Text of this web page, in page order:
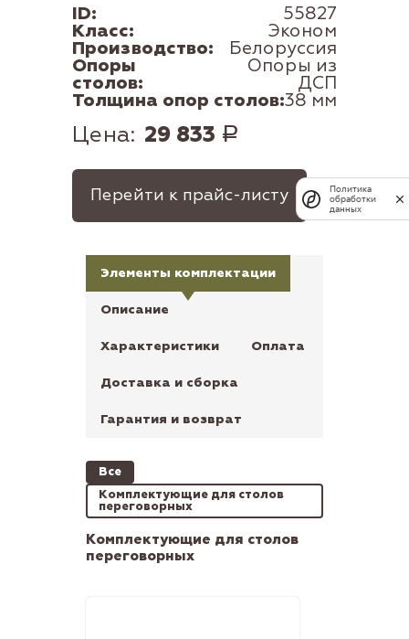
ID: 55827
Класс: Эконом
Производство: Белоруссия
Опоры
столов:
Опоры из
ДСП
Толщина опор столов:38 мм
Цена: 29 833 Р
Перейти к прайс-листу
Элементы комплектации
Описание
Характеристики Оплата
Доставка и сборка
Гарантия и возврат
Все
Комплектующие для столов
переговорных
Комплектующие для столов
переговорных
Политика
обработки
данных